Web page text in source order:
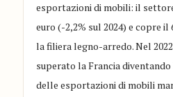
esportazioni di mobili: il
euro (-2,2% sul 2024) e copre
la filiera legno-arredo. Nel
superato la Francia
delle esportazioni di mobili